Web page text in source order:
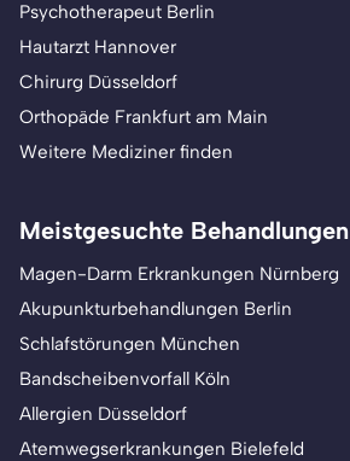
Psychotherapeut Berlin
Hautarzt Hannover
Chirurg Düsseldorf
Orthopäde Frankfurt am Main
Weitere Mediziner finden
Meistgesuchte Behandlungen
Magen-Darm Erkrankungen Nürnberg
Akupunkturbehandlungen Berlin
Schlafstörungen München
Bandscheibenvorfall Köln
Allergien Düsseldorf
Atemwegserkrankungen Bielefeld